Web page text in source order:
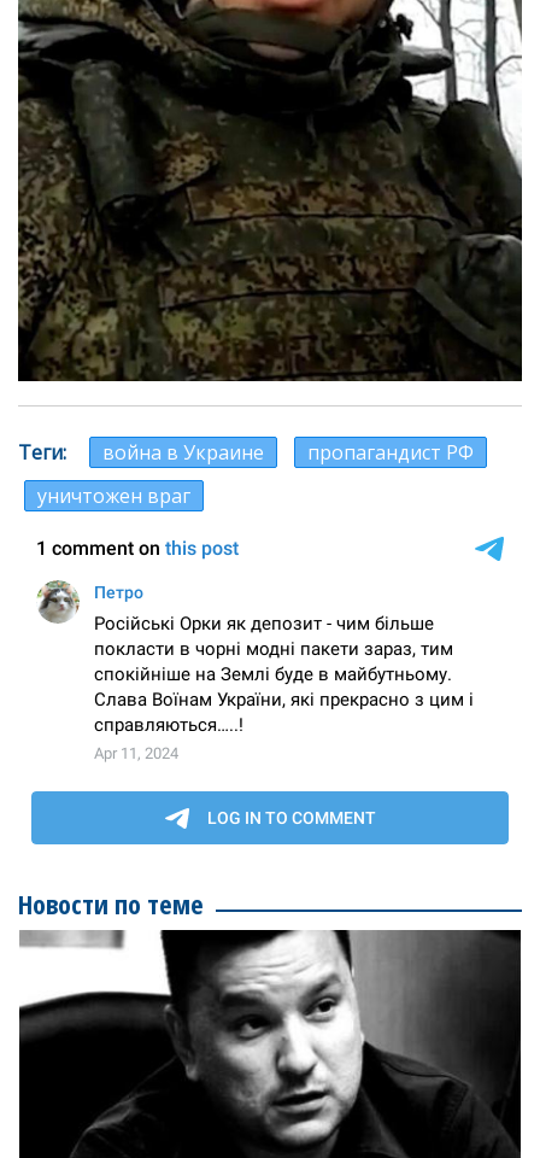
Теги война в Украине
пропагандист РФ
уничтожен враг
Новости по теме